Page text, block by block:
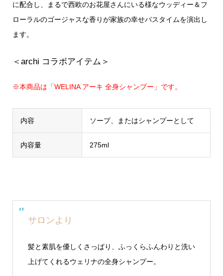
に配合し、まるで西欧のお花屋さんにいる様なウッディー＆フ
ローラルのゴージャスな香りが家族の幸せバスタイムを演出し
ます。
＜archi コラボアイテム＞
※本商品は「WELINA アーキ 全身シャンプー」です。
内容 ソープ、またはシャンプーとして
内容量 275ml
サロンより
髪と素肌を優しくさっぱり、ふっくらふんわりと洗い
上げてくれるウェリナの全身シャンプー。